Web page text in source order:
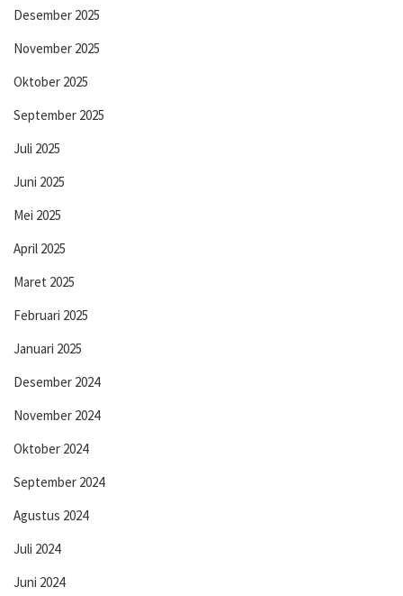
Desember 2025
November 2025
Oktober 2025
September 2025
Juli 2025
Juni 2025
Mei 2025
April 2025
Maret 2025
Februari 2025
Januari 2025
Desember 2024
November 2024
Oktober 2024
September 2024
Agustus 2024
Juli 2024
Juni 2024